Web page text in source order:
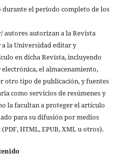
el periodo completo de los
autores autorizan a la Revista
la Universidad editar y
en dicha Revista, incluyendo
el almacenamiento,
otro tipo de publicación, y fuentes
como servicios de resúmenes y
la facultan a proteger el artículo
para su difusión por medios
HTML, EPUB, XML u otros).